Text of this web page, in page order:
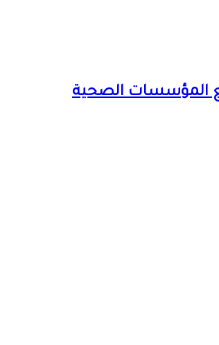
مع المؤسسات الصحية